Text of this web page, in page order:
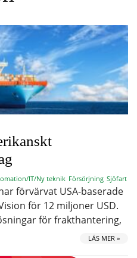
IT/Ny teknik Försörjning Sjöfart
förvärvat USA-baserade
för 12 miljoner USD.
för frakthantering,
LÄS MER »